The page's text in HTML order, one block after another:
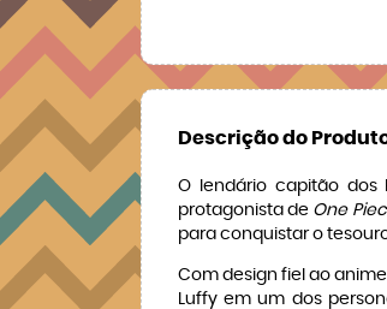
Descrição do
O lendário capitão dos
protagonista de One
para conquistar o
Com design fiel ao
Luffy em um dos